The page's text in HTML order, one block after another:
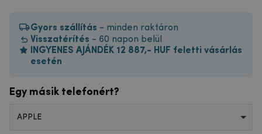
Gyors szállítás - minden raktáron
Visszatérítés - 60 napon belül
INGYENES AJÁNDÉK 12 887,- HUF feletti vásárlás
esetén
Egy másik telefonért?
APPLE